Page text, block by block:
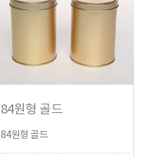
84원형 골드
84원형 골드